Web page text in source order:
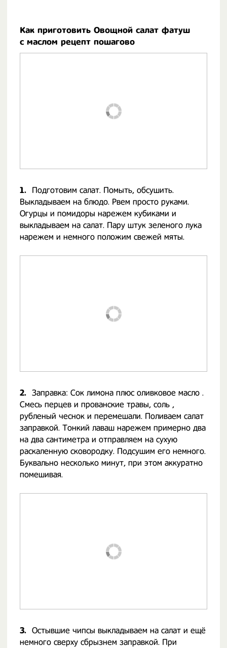
Как приготовить Овощной салат фатуш
с маслом рецепт пошагово
1.
Подготовим салат. Помыть, обсушить.
Выкладываем на блюдо. Рвем просто руками.
Огурцы и помидоры нарежем кубиками и
выкладываем на салат. Пару штук зеленого лука
нарежем и немного положим свежей мяты.
2. Заправка: Сок лимона плюс оливковое масло .
Смесь перцев и прованские травы, соль ,
рубленый чеснок и перемешали. Поливаем салат
заправкой. Тонкий лаваш нарежем примерно два
на два сантиметра и отправляем на сухую
раскаленную сковородку. Подсушим его немного.
Буквально несколько минут, при этом аккуратно
помешивая.
3. Остывшие чипсы выкладываем на салат и ещё
немного сверху сбрызнем заправкой. При